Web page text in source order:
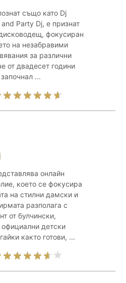
също като Dj
Party Dj, е признат
фокусиран
на незабравими
за различни
от двадесет години
...
онлайн
което се фокусира
на стилни дамски и
разполага с
от булчински,
официални детски
както готови, ...